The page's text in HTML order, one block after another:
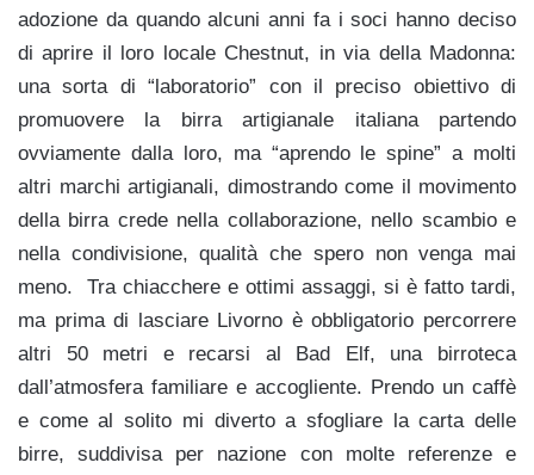
adozione da quando alcuni anni fa i soci hanno deciso
di aprire il loro locale Chestnut, in via della Madonna:
una sorta di “laboratorio” con il preciso obiettivo di
promuovere la birra artigianale italiana partendo
ovviamente dalla loro, ma “aprendo le spine” a molti
altri marchi artigianali, dimostrando come il movimento
della birra crede nella collaborazione, nello scambio e
nella condivisione, qualità che spero non venga mai
meno. Tra chiacchere e ottimi assaggi, si è fatto tardi,
ma prima di lasciare Livorno è obbligatorio percorrere
altri 50 metri e recarsi al Bad Elf, una birroteca
dall’atmosfera familiare e accogliente. Prendo un caffè
e come al solito mi diverto a sfogliare la carta delle
birre, suddivisa per nazione con molte referenze e